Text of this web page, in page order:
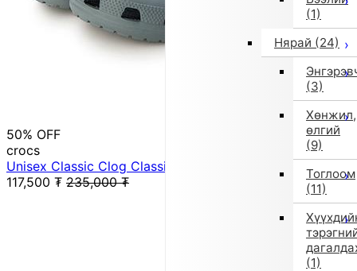
(1)
Нярай (24)
(3)
Хөнжил,
өлгий
(9)
Тоглоом
(11)
(1)
50% OFF
crocs
Unisex Classic Clog Classic Clog 10001-3YO (Green)
117,500 ₮ 235,000 ₮